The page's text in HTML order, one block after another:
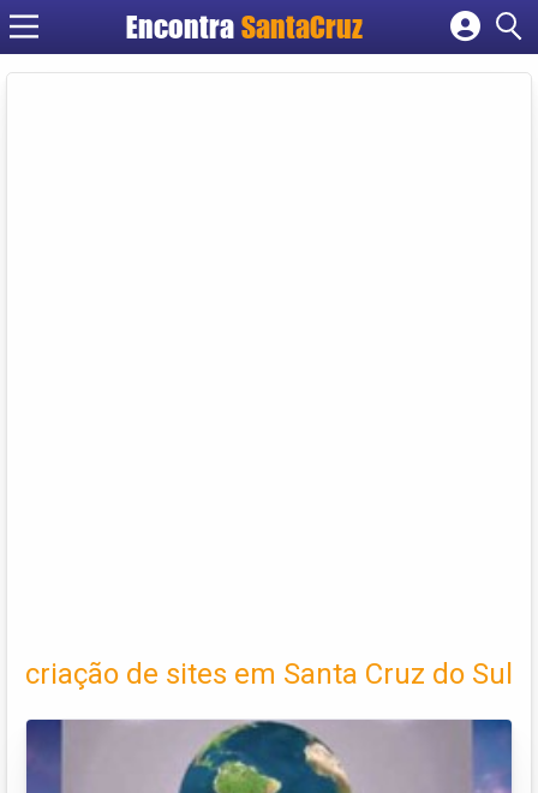
Encontra
Cadastrar empresa
criação de sites em Santa Cruz do Sul